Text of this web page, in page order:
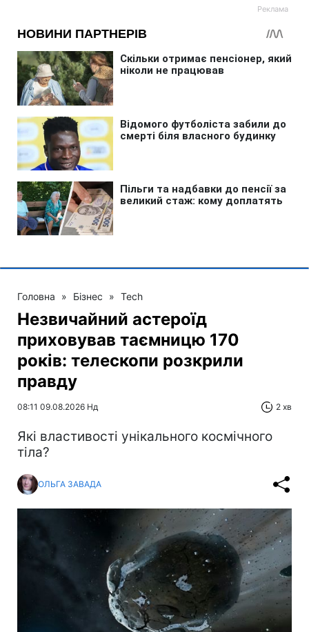
Головна » Бізнес » Tech
Незвичайний астероїд
приховував таємницю 170
років: телескопи розкрили
правду
08:11 09.08.2026 Нд 2 хв
Які властивості унікального космічного
тіла?
ОЛЬГА ЗАВАДА